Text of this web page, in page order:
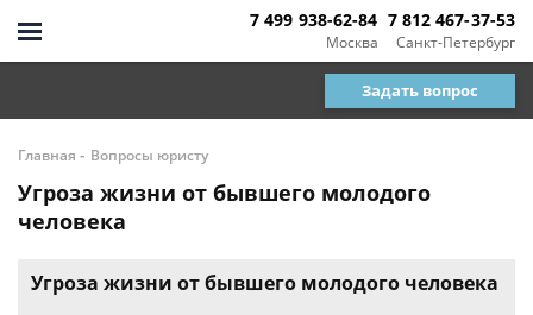
Москва
7 499 938-62-84
Санкт-Петербург
7 812 467-37-53
Задать вопрос
Главная - Вопросы юристу
Угроза жизни от бывшего молодого
человека
Угроза жизни от бывшего молодого человека